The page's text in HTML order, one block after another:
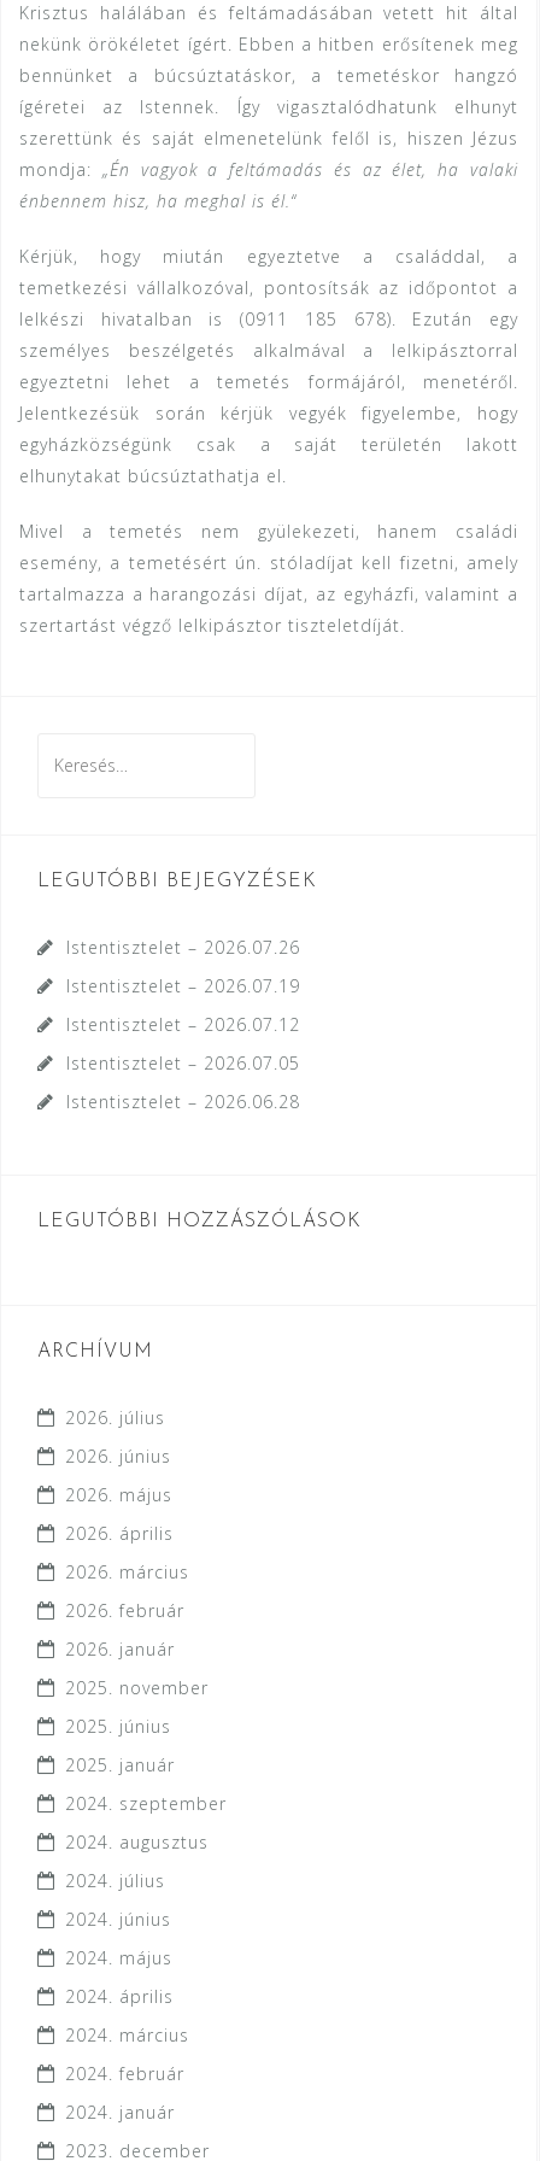
Krisztus halálában és feltámadásában vetett hit által
nekünk örökéletet ígért. Ebben a hitben erősítenek meg
bennünket a búcsúztatáskor, a temetéskor hangzó
ígéretei az Istennek. Így vigasztalódhatunk elhunyt
szerettünk és saját elmenetelünk felől is, hiszen Jézus
mondja: „Én vagyok a feltámadás és az élet, ha valaki
énbennem hisz, ha meghal is él.“
Kérjük, hogy miután egyeztetve a családdal, a
temetkezési vállalkozóval, pontosítsák az időpontot a
lelkészi hivatalban is (0911 185 678). Ezután egy
személyes beszélgetés alkalmával a lelkipásztorral
egyeztetni lehet a temetés formájáról, menetéről.
Jelentkezésük során kérjük vegyék figyelembe, hogy
egyházközségünk csak a saját területén lakott
elhunytakat búcsúztathatja el.
Mivel a temetés nem gyülekezeti, hanem családi
esemény, a temetésért ún. stóladíjat kell fizetni, amely
tartalmazza a harangozási díjat, az egyházfi, valamint a
szertartást végző lelkipásztor tiszteletdíját.
LEGUTÓBBI BEJEGYZÉSEK
Istentisztelet – 2026.07.26
Istentisztelet – 2026.07.19
Istentisztelet – 2026.07.12
Istentisztelet – 2026.07.05
Istentisztelet – 2026.06.28
LEGUTÓBBI HOZZÁSZÓLÁSOK
ARCHÍVUM
2026. július
2026. június
2026. május
2026. április
2026. március
2026. február
2026. január
2025. november
2025. június
2025. január
2024. szeptember
2024. augusztus
2024. július
2024. június
2024. május
2024. április
2024. március
2024. február
2024. január
2023. december